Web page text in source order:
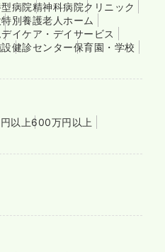
病院精神科病院クリニック
特別養護老人ホーム
デイケア・デイサービス
健診センター保育園・学校
以上600万円以上